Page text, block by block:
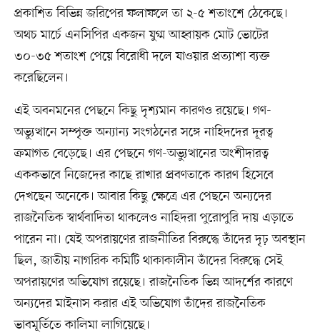
প্রকাশিত বিভিন্ন জরিপের ফলাফলে তা ২-৫ শতাংশে ঠেকেছে।
অথচ মার্চে এনসিপির একজন যুগ্ম আহ্বায়ক মোট ভোটের
৩০-৩৫ শতাংশ পেয়ে বিরোধী দলে যাওয়ার প্রত্যাশা ব্যক্ত
করেছিলেন।
এই অবনমনের পেছনে কিছু দৃশ্যমান কারণও রয়েছে। গণ-
অভ্যুত্থানে সম্পৃক্ত অন্যান্য সংগঠনের সঙ্গে নাহিদদের দূরত্ব
ক্রমাগত বেড়েছে। এর পেছনে গণ-অভ্যুত্থানের অংশীদারত্ব
এককভাবে নিজেদের কাছে রাখার প্রবণতাকে কারণ হিসেবে
দেখছেন অনেকে। আবার কিছু ক্ষেত্রে এর পেছনে অন্যদের
রাজনৈতিক স্বার্থবাদিতা থাকলেও নাহিদরা পুরোপুরি দায় এড়াতে
পারেন না। যেই অপরায়ণের রাজনীতির বিরুদ্ধে তাঁদের দৃঢ় অবস্থান
ছিল, জাতীয় নাগরিক কমিটি থাকাকালীন তাঁদের বিরুদ্ধে সেই
অপরায়ণের অভিযোগ রয়েছে। রাজনৈতিক ভিন্ন আদর্শের কারণে
অন্যদের মাইনাস করার এই অভিযোগ তাঁদের রাজনৈতিক
ভাবমূর্তিতে কালিমা লাগিয়েছে।